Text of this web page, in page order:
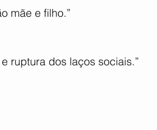
mãe e filho.”
ruptura dos laços sociais.”